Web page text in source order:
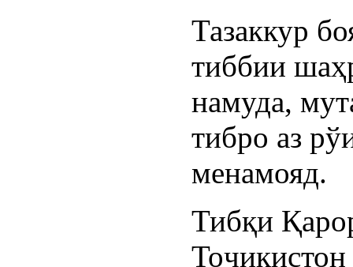
Тазаккур
тиббии
намуда,
тибро аз
менамояд.
Тибқи